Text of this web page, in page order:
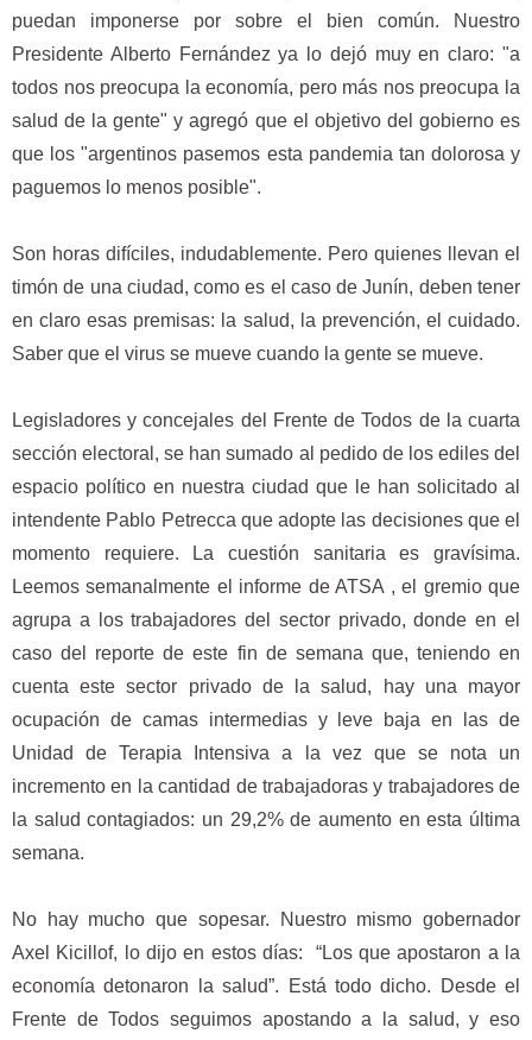
puedan imponerse por sobre el bien común. Nuestro
Presidente Alberto Fernández ya lo dejó muy en claro: "a
todos nos preocupa la economía, pero más nos preocupa la
salud de la gente" y agregó que el objetivo del gobierno es
que los "argentinos pasemos esta pandemia tan dolorosa y
paguemos lo menos posible".
Son horas difíciles, indudablemente. Pero quienes llevan el
timón de una ciudad, como es el caso de Junín, deben tener
en claro esas premisas: la salud, la prevención, el cuidado.
Saber que el virus se mueve cuando la gente se mueve.
Legisladores y concejales del Frente de Todos de la cuarta
sección electoral, se han sumado al pedido de los ediles del
espacio político en nuestra ciudad que le han solicitado al
intendente Pablo Petrecca que adopte las decisiones que el
momento requiere. La cuestión sanitaria es gravísima.
Leemos semanalmente el informe de ATSA , el gremio que
agrupa a los trabajadores del sector privado, donde en el
caso del reporte de este fin de semana que, teniendo en
cuenta este sector privado de la salud, hay una mayor
ocupación de camas intermedias y leve baja en las de
Unidad de Terapia Intensiva a la vez que se nota un
incremento en la cantidad de trabajadoras y trabajadores de
la salud contagiados: un 29,2% de aumento en esta última
semana.
No hay mucho que sopesar. Nuestro mismo gobernador
Axel Kicillof, lo dijo en estos días: “Los que apostaron a la
economía detonaron la salud”. Está todo dicho. Desde el
Frente de Todos seguimos apostando a la salud, y eso